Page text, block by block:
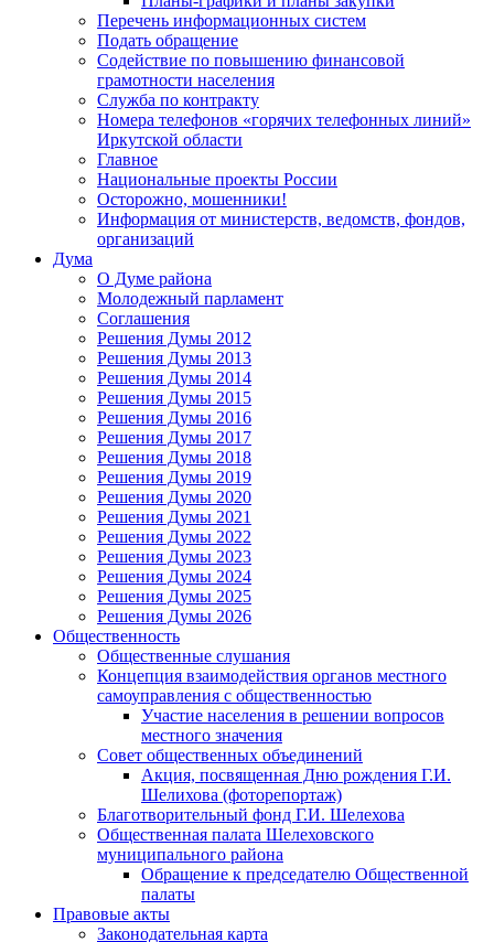
Перечень информационных систем
Подать обращение
Содействие по повышению финансовой
грамотности населения
Служба по контракту
Номера телефонов «горячих телефонных линий»
Иркутской области
Главное
Национальные проекты России
Осторожно, мошенники!
Информация от министерств, ведомств, фондов,
организаций
Дума
О Думе района
Молодежный парламент
Соглашения
Решения Думы 2012
Решения Думы 2013
Решения Думы 2014
Решения Думы 2015
Решения Думы 2016
Решения Думы 2017
Решения Думы 2018
Решения Думы 2019
Решения Думы 2020
Решения Думы 2021
Решения Думы 2022
Решения Думы 2023
Решения Думы 2024
Решения Думы 2025
Решения Думы 2026
Общественность
Общественные слушания
Концепция взаимодействия органов местного
самоуправления с общественностью
Участие населения в решении вопросов
местного значения
Совет общественных объединений
Акция, посвященная Дню рождения Г.И.
Шелихова (фоторепортаж)
Благотворительный фонд Г.И. Шелехова
Общественная палата Шелеховского
муниципального района
Обращение к председателю Общественной
палаты
Правовые акты
Законодательная карта